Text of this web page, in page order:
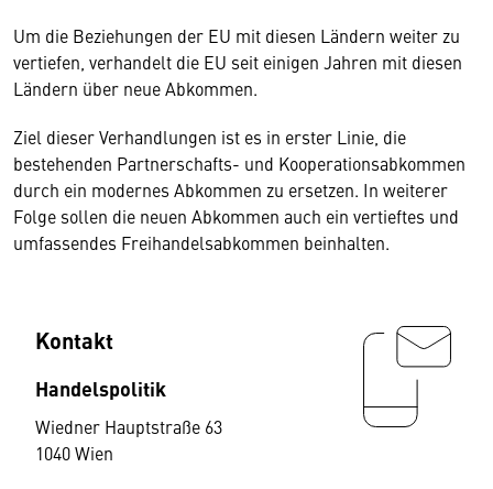
Um die Beziehungen der EU mit diesen Ländern weiter zu
vertiefen, verhandelt die EU seit einigen Jahren mit diesen
Ländern über neue Abkommen.
Ziel dieser Verhandlungen ist es in erster Linie, die
bestehenden Partnerschafts- und Kooperationsabkommen
durch ein modernes Abkommen zu ersetzen. In weiterer
Folge sollen die neuen Abkommen auch ein vertieftes und
umfassendes Freihandelsabkommen beinhalten.
Kontakt
Handelspolitik
Wiedner Hauptstraße 63
1040 Wien